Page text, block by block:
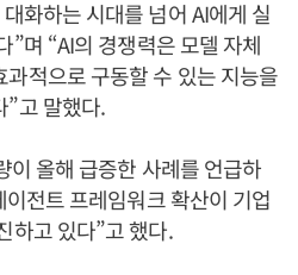
화하는 시대를 넘어 AI에게 실
”며 “AI의 경쟁력은 모델 자체
적으로 구동할 수 있는 지능을
”고 말했다.
이 올해 급증한 사례를 언급하
전트 프레임워크 확산이 기업
하고 있다”고 했다.